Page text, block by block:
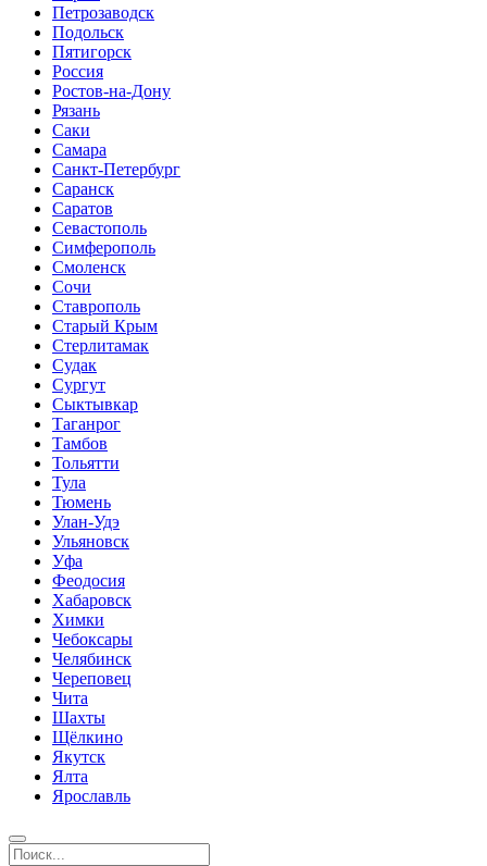
Петрозаводск
Подольск
Пятигорск
Россия
Ростов-на-Дону
Рязань
Саки
Самара
Санкт-Петербург
Саранск
Саратов
Севастополь
Симферополь
Смоленск
Сочи
Ставрополь
Старый Крым
Стерлитамак
Судак
Сургут
Сыктывкар
Таганрог
Тамбов
Тольятти
Тула
Тюмень
Улан-Удэ
Ульяновск
Уфа
Феодосия
Хабаровск
Химки
Чебоксары
Челябинск
Череповец
Чита
Шахты
Щёлкино
Якутск
Ялта
Ярославль